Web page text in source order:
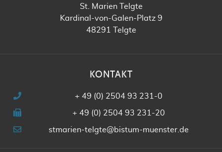
St. Marien Telgte
Kardinal-von-Galen-Platz 9
48291 Telgte
KONTAKT
+ 49 (0) 2504 93 231-0
+ 49 (0) 2504 93 231-20
stmarien-telgte@bistum-muenster.de